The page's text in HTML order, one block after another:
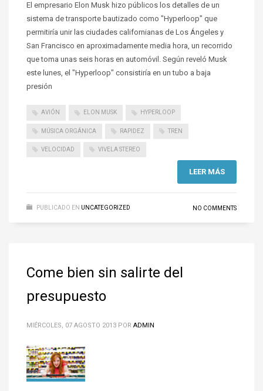
El empresario Elon Musk hizo públicos los detalles de un
sistema de transporte bautizado como "Hyperloop" que
permitiría unir las ciudades californianas de Los Ángeles y
San Francisco en aproximadamente media hora, un recorrido
que toma unas seis horas en automóvil. Según reveló Musk
este lunes, el "Hyperloop" consistiría en un tubo a baja
presión
AVIÓN ELON MUSK HYPERLOOP
MÚSICA ORGÁNICA RAPIDEZ TREN
VELOCIDAD VIVELA STEREO
LEER MÁS
PUBLICADO EN UNCATEGORIZED NO COMMENTS
Come bien sin salirte del
presupuesto
MIÉRCOLES, 07 AGOSTO 2013 POR ADMIN